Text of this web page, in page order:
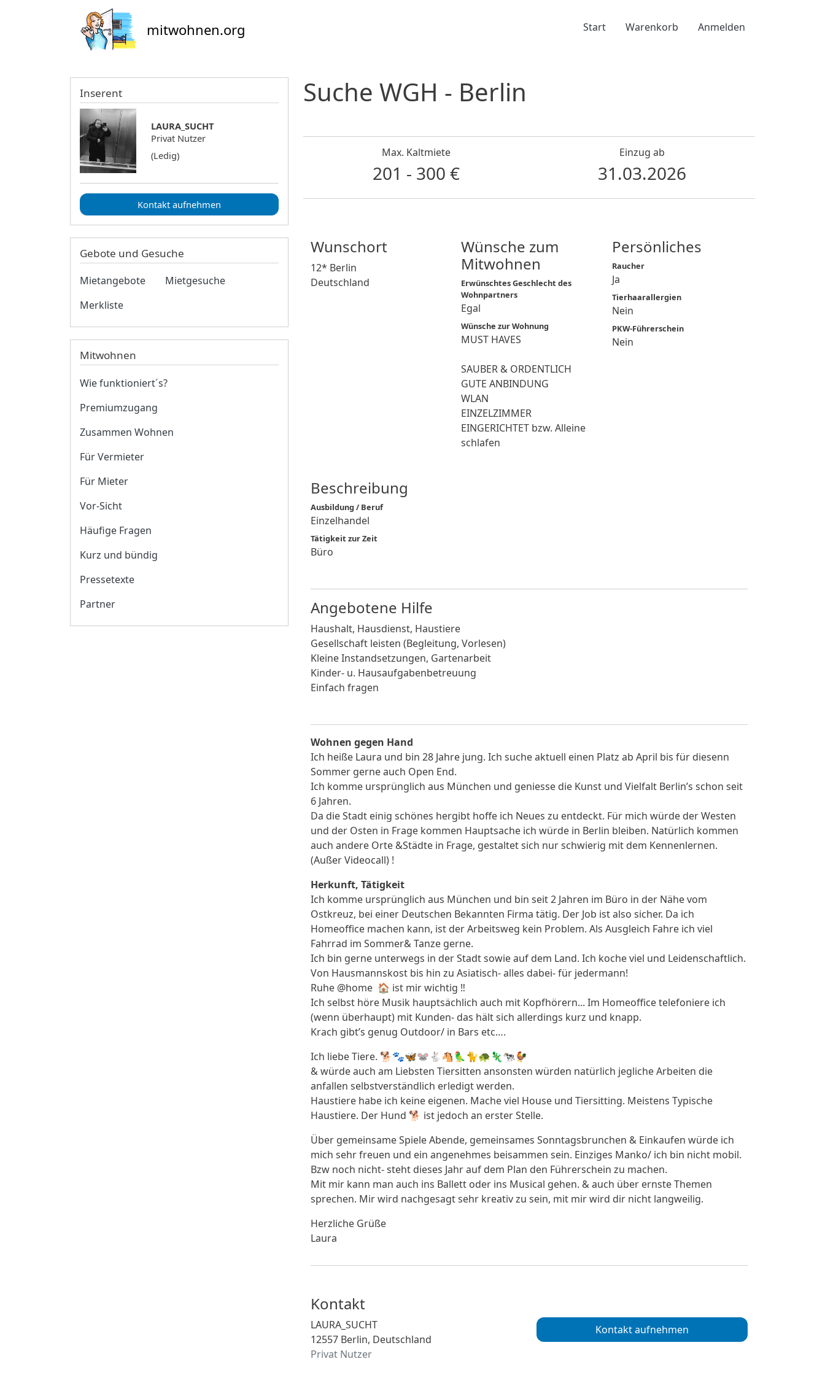
mitwohnen.org Benutzermenü
Start Warenkorb Anmelden
Suche WGH - Berlin
Max. Kaltmiete
201 - 300 €
Einzug ab
31.03.2026
Wunschort
12* Berlin
Deutschland
Wünsche zum
Mitwohnen
Erwünschtes Geschlecht des
Wohnpartners
Egal
Wünsche zur Wohnung
MUST HAVES
SAUBER & ORDENTLICH
GUTE ANBINDUNG
WLAN
EINZELZIMMER
EINGERICHTET bzw. Alleine
schlafen
Persönliches
Raucher
Ja
Tierhaarallergien
Nein
PKW-Führerschein
Nein
Beschreibung
Ausbildung / Beruf
Einzelhandel
Tätigkeit zur Zeit
Büro
Angebotene Hilfe
Haushalt, Hausdienst, Haustiere
Gesellschaft leisten (Begleitung, Vorlesen)
Kleine Instandsetzungen, Gartenarbeit
Kinder- u. Hausaufgabenbetreuung
Einfach fragen
Wohnen gegen Hand
Ich heiße Laura und bin 28 Jahre jung. Ich suche aktuell einen Platz ab April bis für diesenn
Sommer gerne auch Open End.
Ich komme ursprünglich aus München und geniesse die Kunst und Vielfalt Berlin’s schon seit
6 Jahren.
Da die Stadt einig schönes hergibt hoffe ich Neues zu entdeckt. Für mich würde der Westen
und der Osten in Frage kommen Hauptsache ich würde in Berlin bleiben. Natürlich kommen
auch andere Orte &Städte in Frage, gestaltet sich nur schwierig mit dem Kennenlernen.
(Außer Videocall) !
Herkunft, Tätigkeit
Ich komme ursprünglich aus München und bin seit 2 Jahren im Büro in der Nähe vom
Ostkreuz, bei einer Deutschen Bekannten Firma tätig. Der Job ist also sicher. Da ich
Homeoffice machen kann, ist der Arbeitsweg kein Problem. Als Ausgleich Fahre ich viel
Fahrrad im Sommer& Tanze gerne.
Ich bin gerne unterwegs in der Stadt sowie auf dem Land. Ich koche viel und Leidenschaftlich.
Von Hausmannskost bis hin zu Asiatisch- alles dabei- für jedermann!
Ruhe @home 🏠 ist mir wichtig ‼️
Ich selbst höre Musik hauptsächlich auch mit Kopfhörern... Im Homeoffice telefoniere ich
(wenn überhaupt) mit Kunden- das hält sich allerdings kurz und knapp.
Krach gibt’s genug Outdoor/ in Bars etc….
Ich liebe Tiere. 🐕🐾🦋🐭🐇🐴🦜🐈🐢🦎🐄🐓
& würde auch am Liebsten Tiersitten ansonsten würden natürlich jegliche Arbeiten die
anfallen selbstverständlich erledigt werden.
Haustiere habe ich keine eigenen. Mache viel House und Tiersitting. Meistens Typische
Haustiere. Der Hund 🐕 ist jedoch an erster Stelle.
Über gemeinsame Spiele Abende, gemeinsames Sonntagsbrunchen & Einkaufen würde ich
mich sehr freuen und ein angenehmes beisammen sein. Einziges Manko/ ich bin nicht mobil.
Bzw noch nicht- steht dieses Jahr auf dem Plan den Führerschein zu machen.
Mit mir kann man auch ins Ballett oder ins Musical gehen. & auch über ernste Themen
sprechen. Mir wird nachgesagt sehr kreativ zu sein, mit mir wird dir nicht langweilig.
Herzliche Grüße
Laura
Kontakt
LAURA_SUCHT
12557 Berlin, Deutschland
Privat Nutzer
Kontakt aufnehmen
Inserent
LAURA_SUCHT
Privat Nutzer
(Ledig)
Kontakt aufnehmen
Gebote und Gesuche
Mietangebote
Mietgesuche
Merkliste
Mitwohnen
Wie funktioniert´s?
Premiumzugang
Zusammen Wohnen
Für Vermieter
Für Mieter
Vor-Sicht
Häufige Fragen
Kurz und bündig
Pressetexte
Partner